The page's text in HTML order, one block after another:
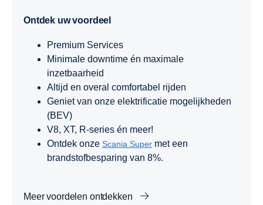
Ontdek uw voordeel
Premium Services
Minimale downtime én maximale
inzetbaarheid
Altijd en overal comfortabel rijden
Geniet van onze elektrificatie mogelijkheden
(BEV)
V8, XT, R-series én meer!
Ontdek onze Scania Super met een
brandstofbesparing van 8%.
Meer voordelen ontdekken